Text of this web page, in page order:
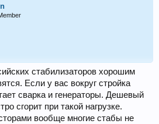
стабилизаторов хорошим
Если у вас вокруг стройка
сварка и генераторы. Дешевый
сгорит при такой нагрузке.
вообще многие стабы не